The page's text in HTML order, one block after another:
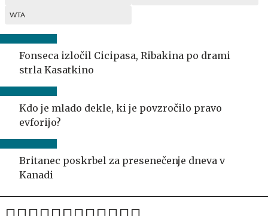
WTA
Fonseca izločil Cicipasa, Ribakina po drami
strla Kasatkino
Kdo je mlado dekle, ki je povzročilo pravo
evforijo?
Britanec poskrbel za presenečenje dneva v
Kanadi